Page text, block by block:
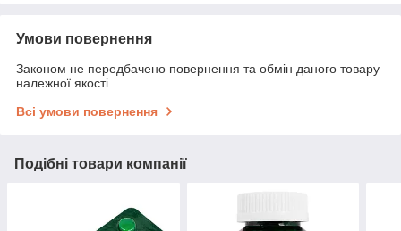
Умови повернення
Законом не передбачено повернення та обмін даного товару
належної якості
Всі умови повернення
Подібні товари компанії